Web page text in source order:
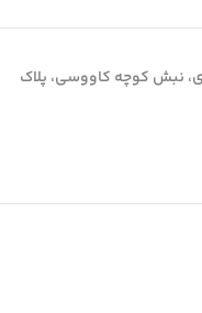
نبش کوچه کاووسی، پلاک